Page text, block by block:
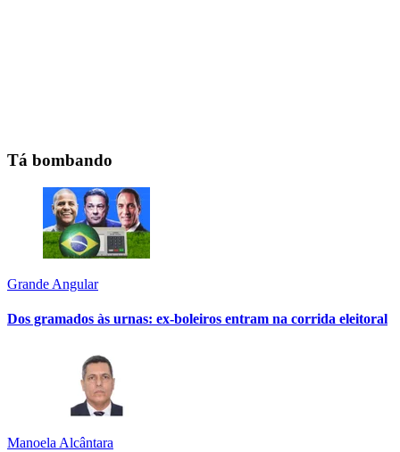
Tá bombando
Grande Angular
Dos gramados às urnas: ex-boleiros entram na corrida eleitoral
Manoela Alcântara